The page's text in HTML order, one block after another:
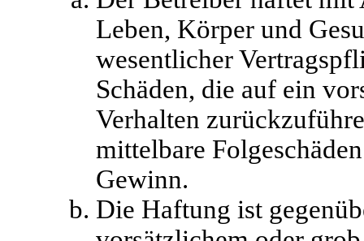
Leben, Körper und
wesentlicher
Schäden, die auf ein
Verhalten
mittelbare
Gewinn.
Die Haftung ist